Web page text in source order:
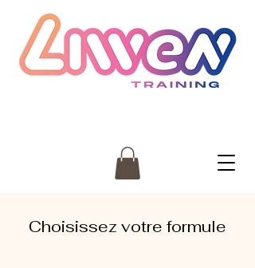
Choisissez votre formule